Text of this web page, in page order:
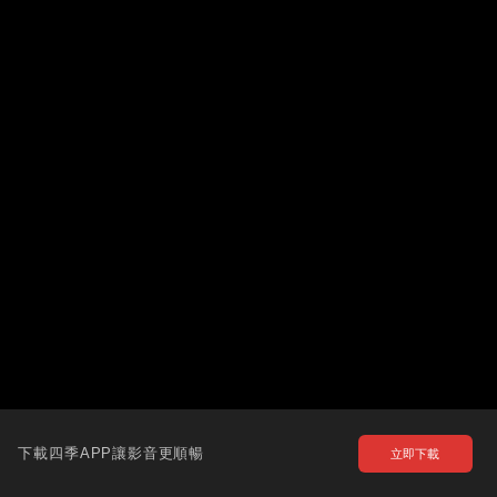
下載四季APP讓影音更順暢 立即下載